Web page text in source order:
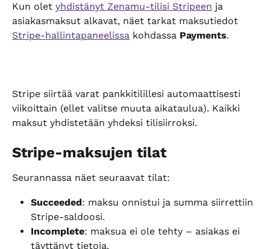
Kun olet yhdistänyt Zenamu-tilisi Stripeen ja
asiakasmaksut alkavat, näet tarkat maksutiedot
Stripe-hallintapaneelissa kohdassa Payments.
Stripe siirtää varat pankkitilillesi automaattisesti
viikoittain (ellet valitse muuta aikataulua). Kaikki
maksut yhdistetään yhdeksi tilisiirroksi.
Stripe-maksujen tilat
Seurannassa näet seuraavat tilat:
Succeeded: maksu onnistui ja summa siirrettiin
Stripe-saldoosi.
Incomplete: maksua ei ole tehty – asiakas ei
täyttänyt tietoja.